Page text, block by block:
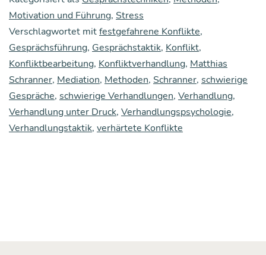
tio­
nen
für
fest­
ge­
fah­
re­
Motivation und Führung, Stress
Verschlagwortet mitfestgefahrene Konflikte,
Gesprächsführung, Gesprächstaktik, Konflikt,
Konfliktbearbeitung, Konfliktverhandlung, Matthias
Schranner, Mediation, Methoden, Schranner, schwierige
Gespräche, schwierige Verhandlungen, Verhandlung,
Verhandlung unter Druck, Verhandlungspsychologie,
Verhandlungstaktik, verhärtete Konflikte